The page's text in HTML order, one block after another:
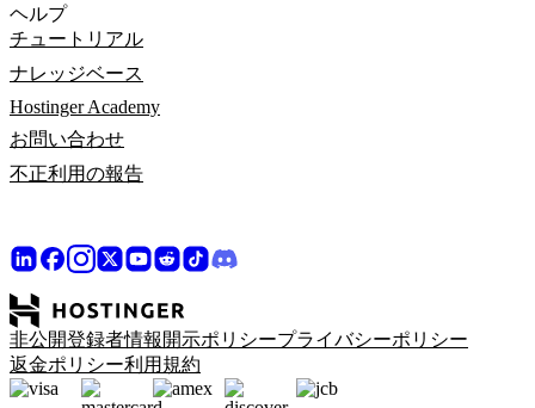
ヘルプ
チュートリアル
ナレッジベース
Hostinger Academy
お問い合わせ
不正利用の報告
非公開登録者情報開示ポリシープライバシーポリシー
返金ポリシー利用規約